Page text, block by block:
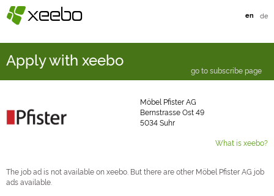
§xeebo en de
Apply with xeebo
go to subscribe page
Möbel Pfister AG
Bernstrasse Ost 49
5034 Suhr
What is xeebo?
The job ad is not available on xeebo. But there are other Möbel Pfister AG job
ads available.